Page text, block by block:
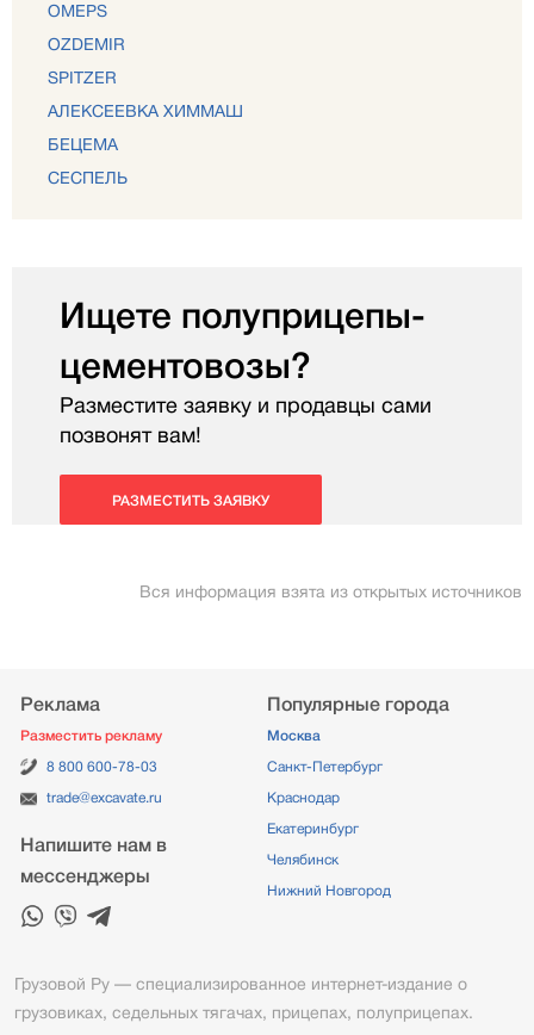
OMEPS
OZDEMIR
SPITZER
АЛЕКСЕЕВКА ХИММАШ
БЕЦЕМА
СЕСПЕЛЬ
Ищете полуприцепы-
цементовозы?
Разместите заявку и продавцы сами
позвонят вам!
РАЗМЕСТИТЬ ЗАЯВКУ
Вся информация взята из открытых источников
Реклама
Разместить рекламу
8 800 600-78-03
trade@excavate.ru
Напишите нам в
мессенджеры
Популярные города
Москва
Санкт-Петербург
Краснодар
Екатеринбург
Челябинск
Нижний Новгород
Грузовой Ру — специализированное интернет-издание о
грузовиках, седельных тягачах, прицепах, полуприцепах.